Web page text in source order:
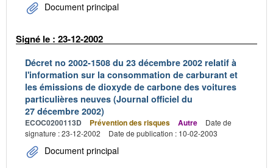
Document principal
Signé le : 23-12-2002
Décret no 2002-1508 du 23 décembre 2002 relatif à
l'information sur la consommation de carburant et
les émissions de dioxyde de carbone des voitures
particulières neuves (Journal officiel du
27 décembre 2002)
ECOC0200113D Prévention des risques Autre
Date de
signature : 23-12-2002
Date de publication : 10-02-2003
Document principal